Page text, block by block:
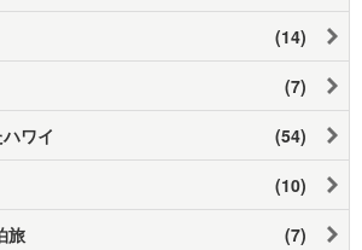
(14)
(7)
ワイ (54)
(10)
旅 (7)